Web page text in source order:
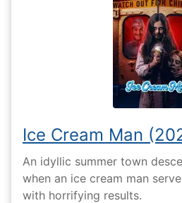
Ice Cream Man
An idyllic summer town
when an ice cream man
with horrifying results.